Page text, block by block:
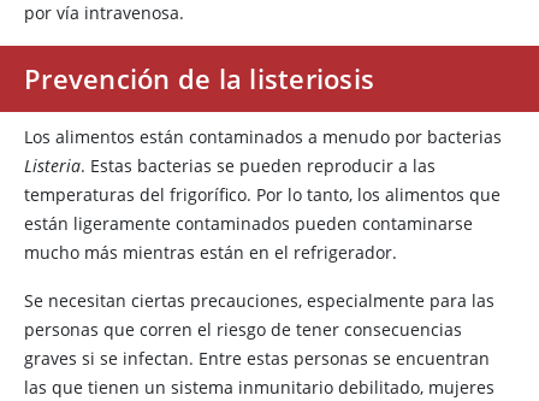
por vía intravenosa.
Prevención de la listeriosis
Los alimentos están contaminados a menudo por bacterias
Listeria. Estas bacterias se pueden reproducir a las
temperaturas del frigorífico. Por lo tanto, los alimentos que
están ligeramente contaminados pueden contaminarse
mucho más mientras están en el refrigerador.
Se necesitan ciertas precauciones, especialmente para las
personas que corren el riesgo de tener consecuencias
graves si se infectan. Entre estas personas se encuentran
las que tienen un sistema inmunitario debilitado, mujeres